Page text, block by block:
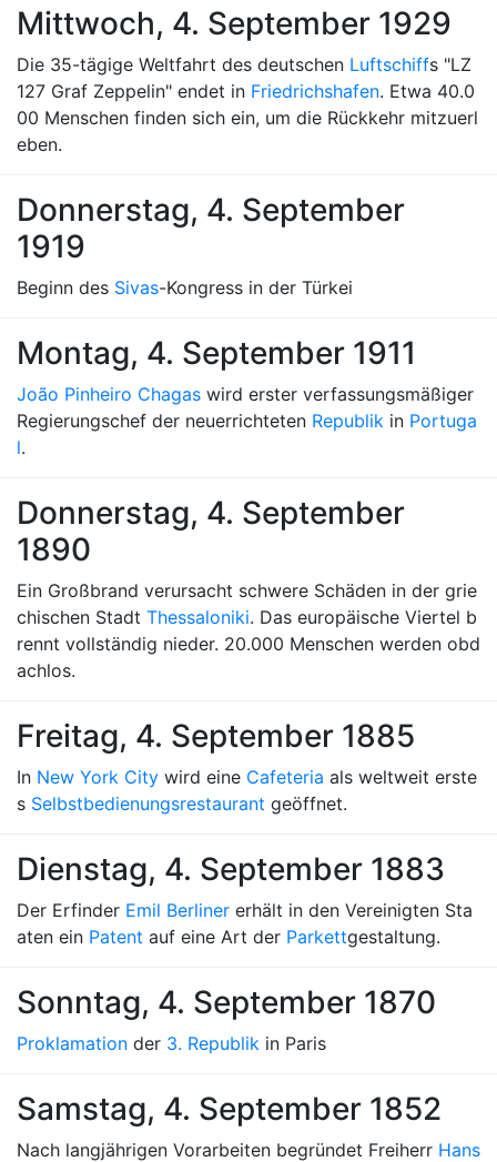
Mittwoch, 4. September 1929
Die 35-tägige Weltfahrt des deutschen Luftschiffs "LZ
127 Graf Zeppelin" endet in Friedrichshafen. Etwa 40.0
00 Menschen finden sich ein, um die Rückkehr mitzuerl
eben.
Donnerstag, 4. September
1919
Beginn des Sivas-Kongress in der Türkei
Montag, 4. September 1911
João Pinheiro Chagas wird erster verfassungsmäßiger
Regierungschef der neuerrichteten Republik in Portuga
l.
Donnerstag, 4. September
1890
Ein Großbrand verursacht schwere Schäden in der grie
chischen Stadt Thessaloniki. Das europäische Viertel b
rennt vollständig nieder. 20.000 Menschen werden obd
achlos.
Freitag, 4. September 1885
In New York City wird eine Cafeteria als weltweit erste
s Selbstbedienungsrestaurant geöffnet.
Dienstag, 4. September 1883
Der Erfinder Emil Berliner erhält in den Vereinigten Sta
aten ein Patent auf eine Art der Parkettgestaltung.
Sonntag, 4. September 1870
Proklamation der 3. Republik in Paris
Samstag, 4. September 1852
Nach langjährigen Vorarbeiten begründet Freiherr Hans